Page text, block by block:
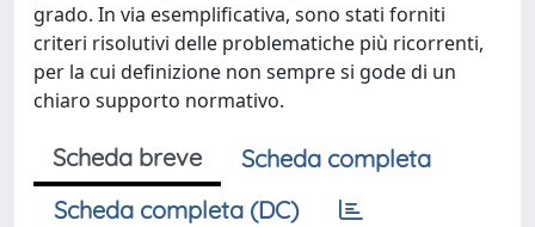
grado. In via esemplificativa, sono stati forniti
criteri risolutivi delle problematiche più ricorrenti,
per la cui definizione non sempre si gode di un
chiaro supporto normativo.
Scheda breve
Scheda completa
Scheda completa (DC)